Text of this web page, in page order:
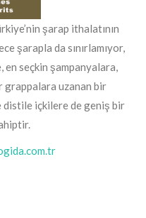
şarap ithalatının
şarapla da sınırlamıyor,
seçkin şampanyalara,
grappalara uzanan bir
distile içkilere de geniş bir